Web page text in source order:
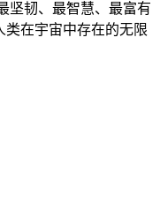
坚韧、最智慧、最富有
类在宇宙中存在的无限